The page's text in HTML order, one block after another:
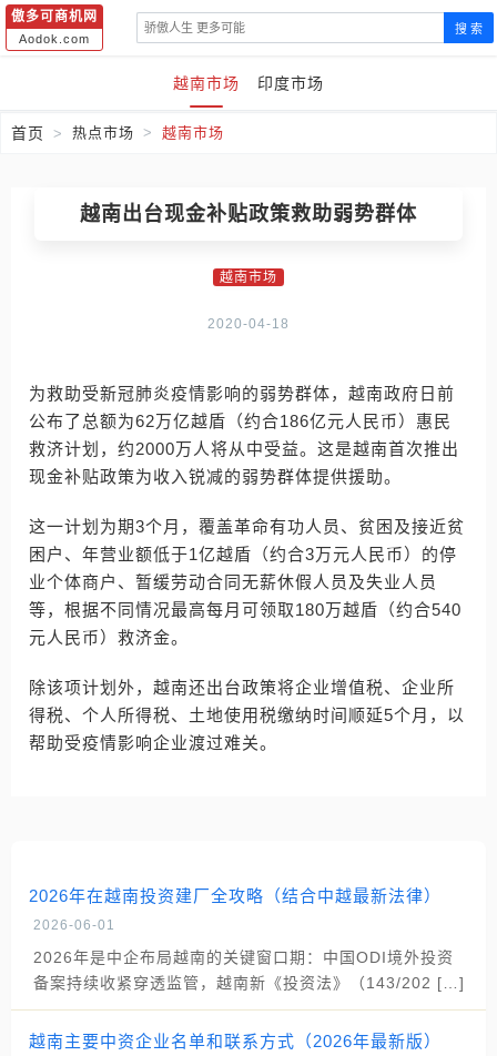
傲多可商机网
Aodok.com
搜 索
越南市场 印度市场
首页 热点市场 越南市场
越南出台现金补贴政策救助弱势群体
越南市场
2020-04-18
为救助受新冠肺炎疫情影响的弱势群体，越南政府日前
公布了总额为62万亿越盾（约合186亿元人民币）惠民
救济计划，约2000万人将从中受益。这是越南首次推出
现金补贴政策为收入锐减的弱势群体提供援助。
这一计划为期3个月，覆盖革命有功人员、贫困及接近贫
困户、年营业额低于1亿越盾（约合3万元人民币）的停
业个体商户、暂缓劳动合同无薪休假人员及失业人员
等，根据不同情况最高每月可领取180万越盾（约合540
元人民币）救济金。
除该项计划外，越南还出台政策将企业增值税、企业所
得税、个人所得税、土地使用税缴纳时间顺延5个月，以
帮助受疫情影响企业渡过难关。
2026年在越南投资建厂全攻略（结合中越最新法律）
2026-06-01
2026年是中企布局越南的关键窗口期：中国ODI境外投资
备案持续收紧穿透监管，越南新《投资法》（143/202 […]
越南主要中资企业名单和联系方式（2026年最新版）